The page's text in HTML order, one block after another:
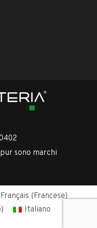
sono marchi
Français (Francese)
) Italiano